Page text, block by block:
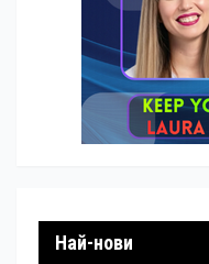
Най-нови